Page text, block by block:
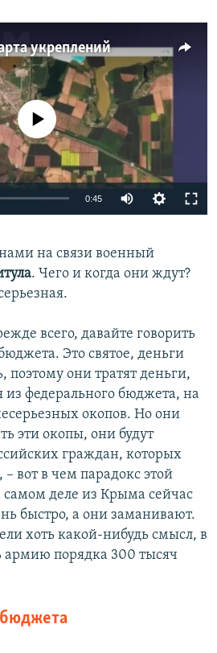
укреплений
360p 480p
currently available
0:45
360p
480p
1080p
на связи военный
. Чего и когда они ждут?
всего, давайте говорить
Это святое, деньги
поэтому они тратят деньги,
федерального бюджета, на
окопов. Но они
эти окопы, они будут
граждан, которых
вот в чем парадокс этой
самом деле из Крыма сейчас
быстро, а они заманивают.
хоть какой-нибудь смысл, в
армию порядка 300 тысяч